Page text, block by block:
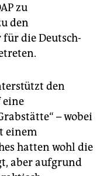
zu
den
die Deutsch-
den
eine
– wobei
einem
hatten wohl die
aber aufgrund